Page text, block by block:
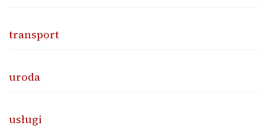
transport
uroda
usługi